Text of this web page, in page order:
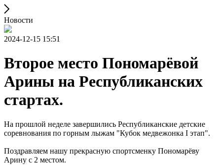
Новости
2024-12-15 15:51
Второе место Пономарёвой
Арины на Республиканских
стартах.
На прошлой неделе завершились Республиканские детские
соревнования по горным лыжам "Кубок медвежонка I этап".
Поздравляем нашу прекрасную спортсменку Пономарёву
Арину с 2 местом.